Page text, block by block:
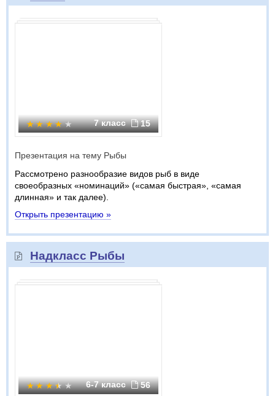
7 класс 15
Презентация на тему Рыбы
Рассмотрено разнообразие видов рыб в виде
своеобразных «номинаций» («самая быстрая», «самая
длинная» и так далее).
Открыть презентацию »
Надкласс Рыбы
6-7 класс 56